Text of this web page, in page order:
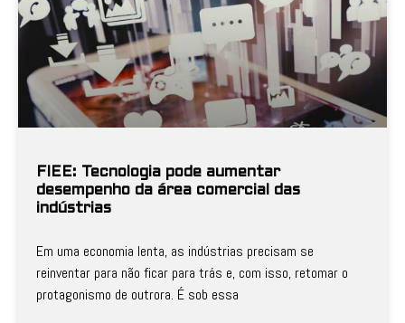
FIEE: Tecnologia pode aumentar
desempenho da área comercial das
indústrias
Em uma economia lenta, as indústrias precisam se
reinventar para não ficar para trás e, com isso, retomar o
protagonismo de outrora. É sob essa